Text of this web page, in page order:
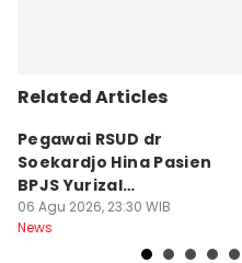
Related Articles
Pegawai RSUD dr
Soekardjo Hina Pasien
BPJS Yurizal
Mengundurkan Diri
06 Agu 2026, 23:30 WIB
News